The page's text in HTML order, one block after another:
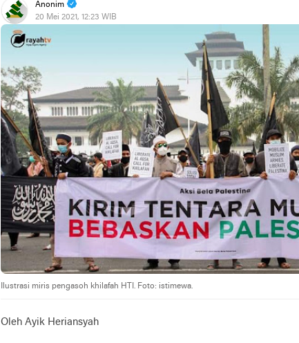
Anonim
20 Mei 2021, 12:23 WIB
Ilustrasi miris pengasoh khilafah HTI. Foto: istimewa.
Oleh Ayik Heriansyah